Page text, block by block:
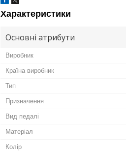
Характеристики
Основні атрибути
Виробник
Країна виробник
Тип
Призначення
Вид педалі
Матеріал
Колір